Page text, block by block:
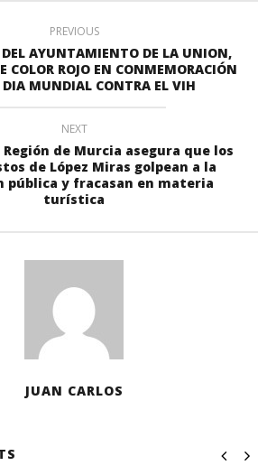
PREVIOUS
DEL AYUNTAMIENTO DE LA UNION,
COLOR ROJO EN CONMEMORACIÓN
DIA MUNDIAL CONTRA EL VIH
NEXT
Región de Murcia asegura que los
de López Miras golpean a la
pública y fracasan en materia
turística
JUAN CARLOS